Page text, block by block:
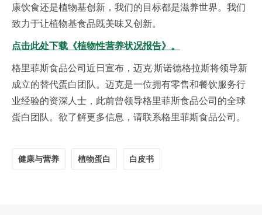
康饮食还是植物基创新，我们的目标都是滋养世界。我们
致力于让植物基食品既美味又创新。
点击此处下载《植物性营养状况报告》。
格里菲斯食品公司近日宣布，迈克·斯诺德格拉斯将领导新
成立的替代蛋白团队。迈克是一位拥有零售和餐饮服务行
业经验的资深人士，此前曾领导格里菲斯食品公司的全球
蛋白团队。欲了解更多信息，请联系格里菲斯食品公司。
健康与营养 植物蛋白 白皮书